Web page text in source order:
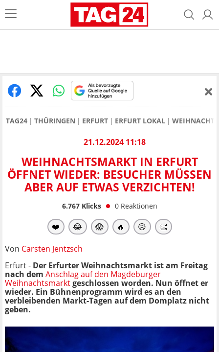
TAG24 THÜRINGEN ERFURT ERFURT LOKAL
21.12.2024 11:18
WEIHNACHTSMARKT IN ERFURT
ÖFFNET WIEDER: BESUCHER MÜSSEN
ABER AUF ETWAS VERZICHTEN!
6.767Klicks 0 Reaktionen
❤️ 😂 😱 🔥 😥 👏
Von Carsten Jentzsch
Erfurt - Der Erfurter Weihnachtsmarkt ist am Freitag
nach dem Anschlag auf den Magdeburger
Weihnachtsmarktgeschlossen worden. Nun öffnet er
wieder. Ein Bühnenprogramm wird es an den
verbleibenden Markt-Tagen auf dem Domplatz nicht
geben.